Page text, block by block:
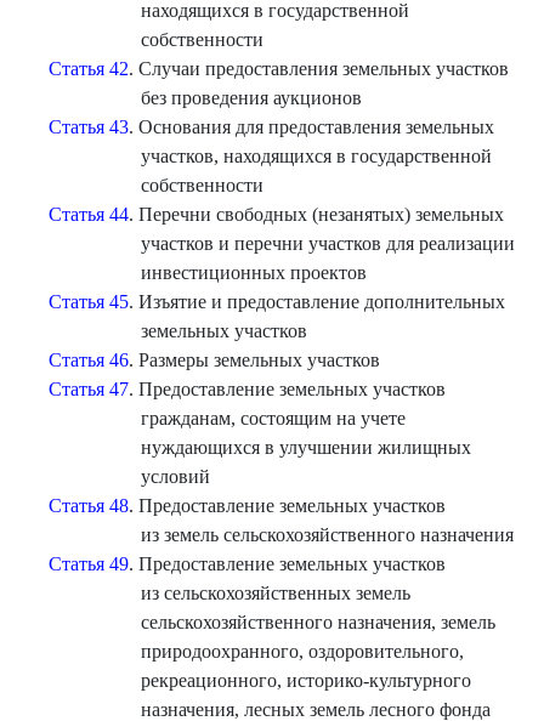
находящихся в государственной
собственности
Статья 42. Случаи предоставления земельных участков
без проведения аукционов
Статья 43. Основания для предоставления земельных
участков, находящихся в государственной
собственности
Статья 44. Перечни свободных (незанятых) земельных
участков и перечни участков для реализации
инвестиционных проектов
Статья 45. Изъятие и предоставление дополнительных
земельных участков
Статья 46. Размеры земельных участков
Статья 47. Предоставление земельных участков
гражданам, состоящим на учете
нуждающихся в улучшении жилищных
условий
Статья 48. Предоставление земельных участков
из земель сельскохозяйственного назначения
Статья 49. Предоставление земельных участков
из сельскохозяйственных земель
сельскохозяйственного назначения, земель
природоохранного, оздоровительного,
рекреационного, историко-культурного
назначения, лесных земель лесного фонда